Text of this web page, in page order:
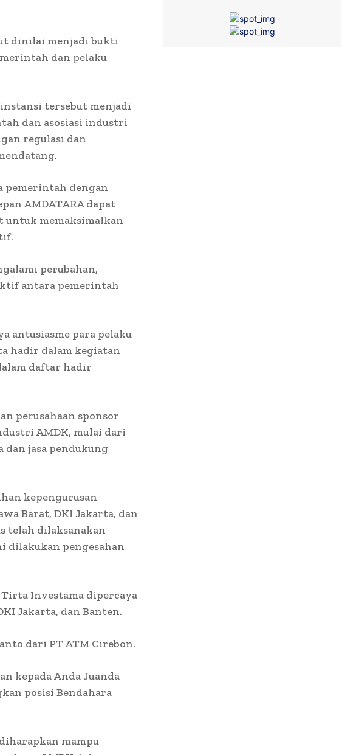
dinilai menjadi bukti
dan pelaku
tersebut menjadi
dan asosiasi industri
regulasi dan
pemerintah dengan
AMDATARA dapat
untuk memaksimalkan
perubahan,
antara pemerintah
antusiasme para pelaku
hadir dalam kegiatan
daftar hadir
perusahaan sponsor
AMDK, mulai dari
jasa pendukung
kepengurusan
Barat, DKI Jakarta, dan
telah dilaksanakan
dilakukan pengesahan
Investama dipercaya
Jakarta, dan Banten.
dari PT ATM Cirebon.
kepada Anda Juanda
posisi Bendahara
mampu